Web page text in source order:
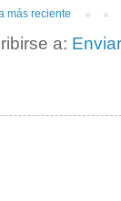
más reciente
a: